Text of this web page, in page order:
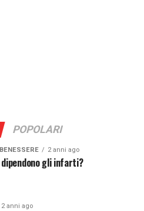
POPOLARI
2 anni ago
dipendono gli infarti?
2 anni ago